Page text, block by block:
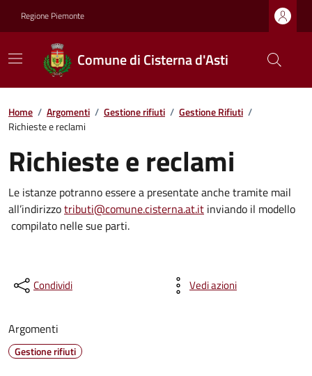
Regione Piemonte
Comune di Cisterna d'Asti
Home / Argomenti / Gestione rifiuti / Gestione Rifiuti /
Richieste e reclami
Richieste e reclami
Le istanze potranno essere a presentate anche tramite mail
all’indirizzotributi@comune.cisterna.at.it inviando il modello
compilato nelle sue parti.
Condividi Vedi azioni
Argomenti
Gestione rifiuti